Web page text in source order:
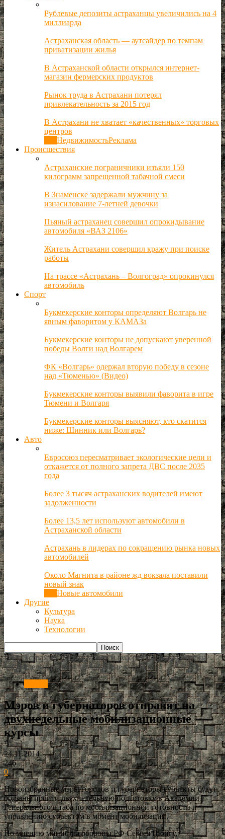
Рублевые депозиты астраханцы увеличились на 4
миллиарда
Астраханская область — аутсайдер по темпам
приватизации жилья
В Астраханской области открылся интернет-
магазин фермерских продуктов
Рынок труда в Астрахани потерял
привлекательность за 2015 год
В Астрахани не хватает «качественных» торговых
центров
НедвижимостьРеклама
Происшествия
Астраханские пограничники изъяли 150
килограмм запрещенной табачной смеси
В Знаменске задержали мужчину за
изнасилование 7-летней девочки
Пьяный астраханец совершил опрокидывание
автомобиля «ВАЗ 2106»
Житель Астрахани совершил кражу при поиске
работы
На трассе «Астрахань – Волгоград» опрокинулся
автомобиль
Спорт
Букмекерские конторы определяют Волгарь не
явным фаворитом у КАМАЗа
Букмекерские конторы не допускают уверенной
победы Волги над Волгарем
ФК «Волгарь» одержал вторую победу в сезоне
над «Тюменью» (Видео)
Букмекерские конторы выявили фаворита в игре
Тюмени и Волгаря
Букмекерские конторы выясняют, кто скатится
ниже: Шинник или Волгарь?
Авто
Евросоюз пересматривает экологические цели и
откажется от полного запрета ДВС после 2035
года
Более 3 тысяч астраханских водителей имеют
задолженности
Более 13,5 лет используют автомобили в
Астраханской области
Астрахань в лидерах по сокращению рынка новых
автомобилей
Около Магнита в районе жд вокзала поставили
новый знак
Новые автомобили
Другие
Культура
Наука
Технологии
РИА Астрахань Россия Мэров и губернаторов отправят на
двухнедельные мобилизационные курсы
Мэров и губернаторов отправят на
двухнедельные мобилизационные
курсы
24.11.2014
246
0
Новоизбранные мэры городов и губернаторы субъекты будут
обязаны пройти двухнедельную подготовку в Академии
Генерального штаба по мобилизационной готовности и
управлению субъектом в момент мобилизации.
По мнению министра обороны РФ Сергея Шойгу,